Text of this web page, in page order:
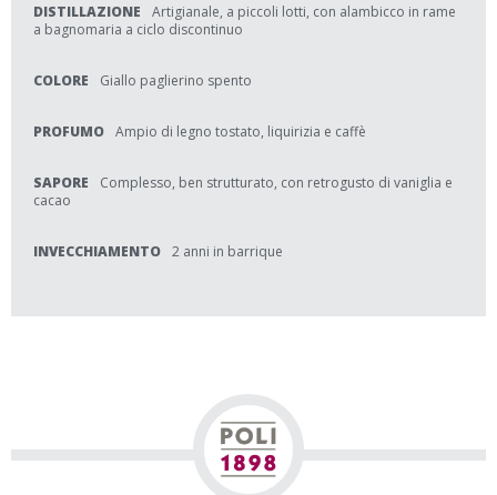
DISTILLAZIONE
Artigianale, a piccoli lotti, con alambicco in rame
a bagnomaria a ciclo discontinuo
COLORE Giallo paglierino spento
PROFUMO Ampio di legno tostato, liquirizia e caffè
SAPORE
Complesso, ben strutturato, con retrogusto di vaniglia e
cacao
INVECCHIAMENTO 2 anni in barrique